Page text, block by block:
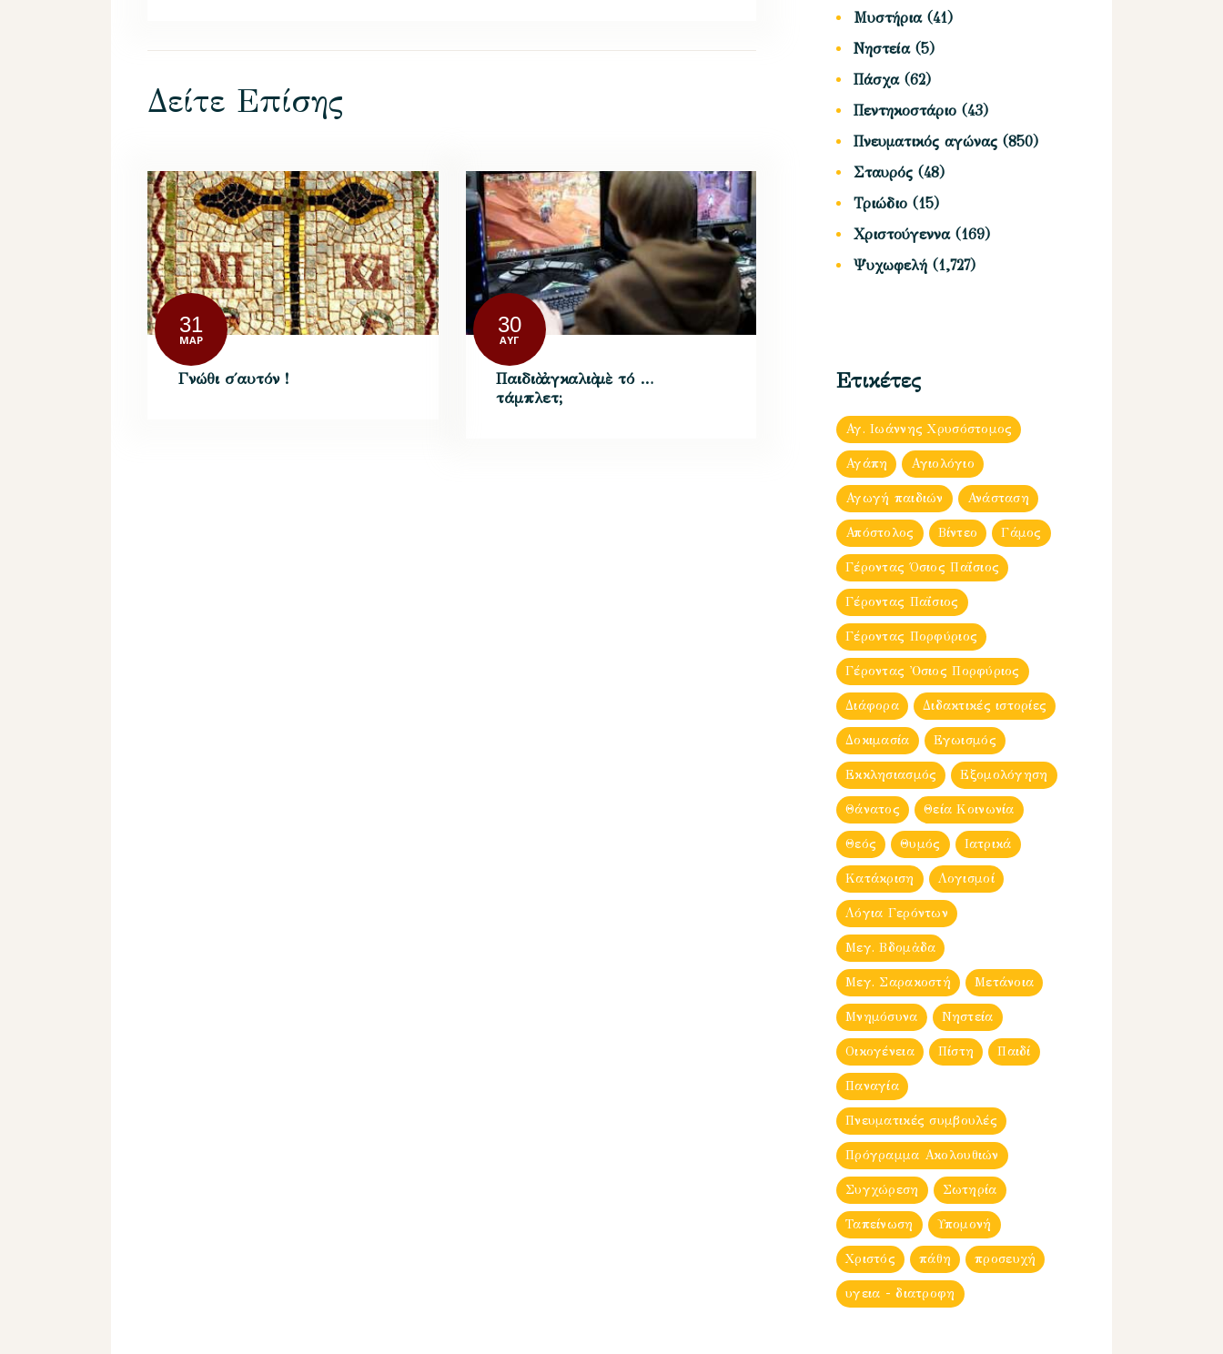
Δείτε Επίσης
31
ΜΑΡ
Γνώθι σ΄αυτόν !
30
ΑΥΓ
Παιδιὰ ἀγκαλιὰ μὲ τό …
τάμπλετ;
Μυστήρια(41)
Νηστεία(5)
Πάσχα(62)
Πεντηκοστάριο (43)
Πνευματικός αγώνας (850)
Σταυρός (48)
Τριώδιο (15)
Χριστούγεννα(169)
Ψυχωφελή (1,727)
Ετικέτες
Αγ. Ιωάννης Χρυσόστομος
Αγάπη Αγιολόγιο
Αγωγή παιδιών Ανάσταση
Απόστολος Βίντεο Γάμος
Γέροντας Όσιος Παΐσιος
Γέροντας Παΐσιος
Γέροντας Πορφύριος
Γέροντας Ὀσιος Πορφύριος
Διάφορα Διδακτικές ιστορίες
Δοκιμασία Εγωισμός
Εκκλησιασμός Εξομολόγηση
Θάνατος Θεία Κοινωνία
Θεός Θυμός Ιατρικά
Κατάκριση Λογισμοί
Λόγια Γερόντων
Μεγ. Βδομἀδα
Μεγ. Σαρακοστή Μετάνοια
Μνημόσυνα Νηστεία
Οικογένεια Πίστη Παιδί
Παναγία
Πνευματικές συμβουλές
Πρόγραμμα Ακολουθιών
Συγχώρεση Σωτηρία
Ταπείνωση Υπομονή
Χριστός πάθη προσευχή
υγεια - διατροφη